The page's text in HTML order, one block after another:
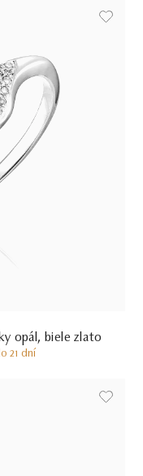
opál, biele zlato
21 dní